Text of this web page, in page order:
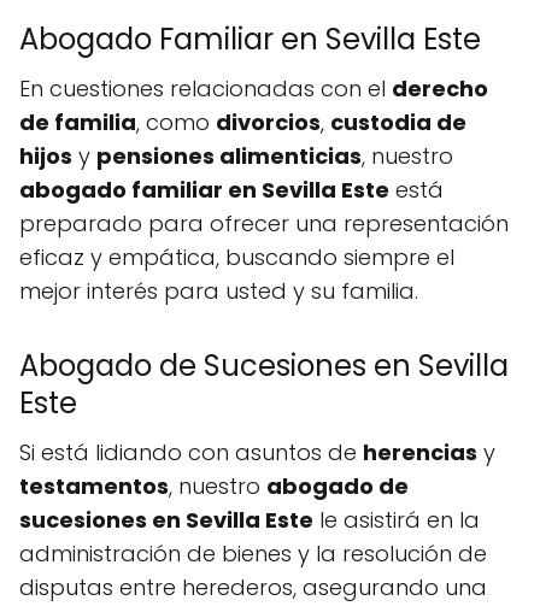
Abogado Familiar en Sevilla Este
En cuestiones relacionadas con el derecho
de familia, como divorcios, custodia de
hijos y pensiones alimenticias, nuestro
abogado familiar en Sevilla Este está
preparado para ofrecer una representación
eficaz y empática, buscando siempre el
mejor interés para usted y su familia.
Abogado de Sucesiones en Sevilla
Este
Si está lidiando con asuntos de herencias y
testamentos, nuestro abogado de
sucesiones en Sevilla Este le asistirá en la
administración de bienes y la resolución de
disputas entre herederos, asegurando una